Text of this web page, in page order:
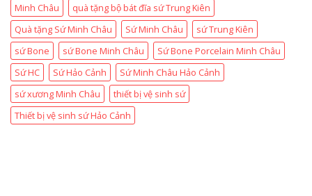
Minh Châu
quà tặng bộ bát đĩa sứ Trung Kiên
Quà tặng Sứ Minh Châu
Sứ Minh Châu
sứ Trung Kiên
sứ Bone
sứ Bone Minh Châu
Sứ Bone Porcelain Minh Châu
Sứ HC
Sứ Hảo Cảnh
Sứ Minh Châu Hảo Cảnh
sứ xương Minh Châu
thiết bị vệ sinh sứ
Thiết bị vệ sinh sứ Hảo Cảnh